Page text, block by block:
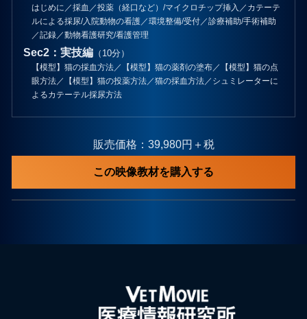
はじめに／採血／投薬（経口など）/マイクロチップ挿入／カテーテ
ルによる採尿/入院動物の看護／環境整備/受付／診療補助/手術補助
／記録／動物看護研究/看護管理
Sec2：実技編（10分）
【模型】猫の採血方法／【模型】猫の薬剤の塗布／【模型】猫の点
眼方法／【模型】猫の投薬方法／猫の採血方法／シュミレーターに
よるカテーテル採尿方法
販売価格：39,980円＋税
この映像教材を購入する